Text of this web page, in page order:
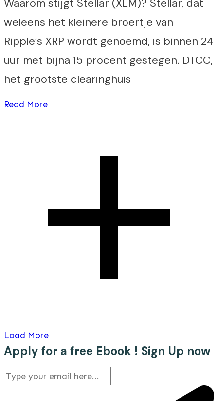
Waarom stijgt Stellar (XLM)? Stellar, dat
weleens het kleinere broertje van
Ripple’s XRP wordt genoemd, is binnen 24
uur met bijna 15 procent gestegen. DTCC,
het grootste clearinghuis
Read More
Load More
Apply for a free Ebook ! Sign Up now